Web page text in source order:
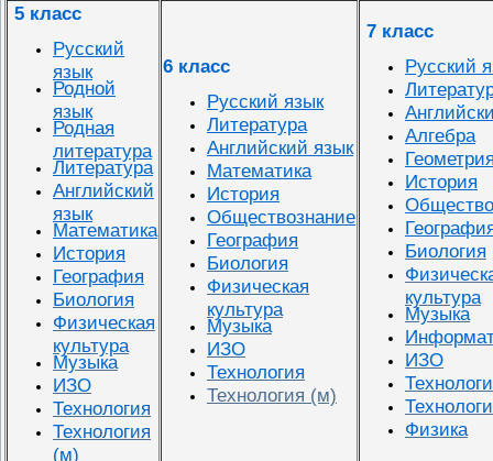
5 класс
Русский
язык
Родной
язык
Родная
литература
Литература
Английский
язык
Математика
История
География
Биология
Физическая
культура
Музыка
ИЗО
Технология
Технология
(м)
6 класс
Русский язык
Литература
Английский язык
Математика
История
Обществознание
География
Биология
Физическая
культура
Музыка
ИЗО
Технология
Технология (м)
7 класс
Русский
Алгебра
История
Биология
культура
Музыка
ИЗО
Физика